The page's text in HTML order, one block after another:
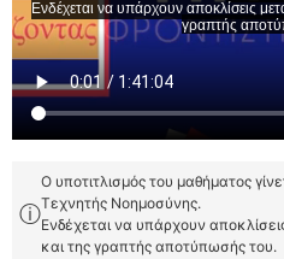
ⓘ
Ο υποτιτλισμός του μαθήματος
Τεχνητής Νοημοσύνης.
Ενδέχεται να υπάρχουν
και της γραπτής αποτύπωσής του.